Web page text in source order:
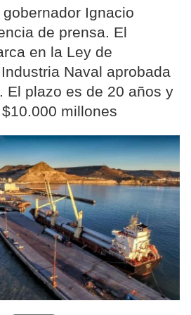
Ignacio
de prensa. El
en la Ley de
Naval aprobada
El plazo es de 20 años y
millones